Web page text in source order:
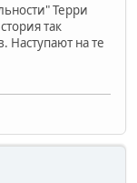
Терри
так
на те